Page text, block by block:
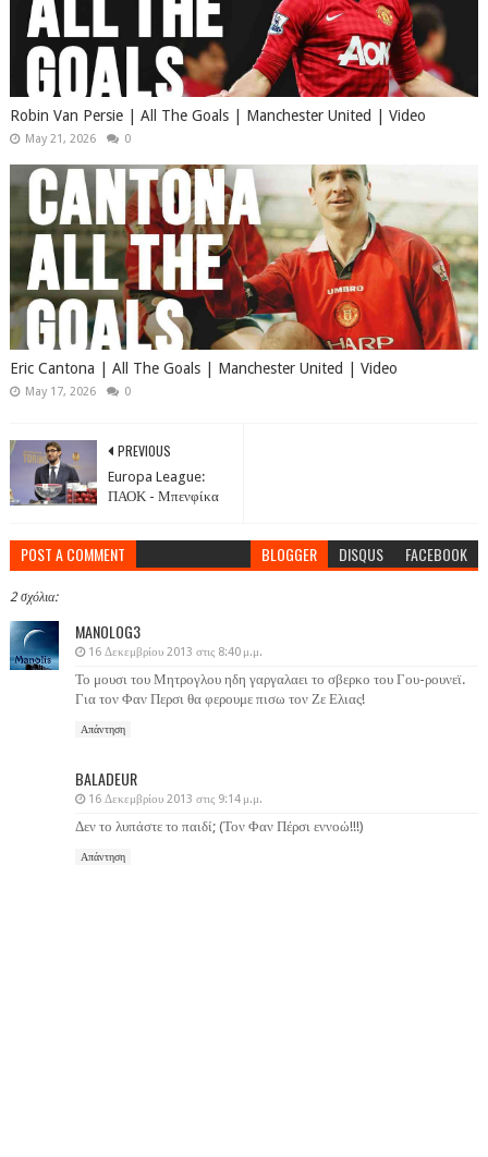
Robin Van Persie | All The Goals | Manchester United | Video
May 21, 2026 0
Eric Cantona | All The Goals | Manchester United | Video
May 17, 2026 0
PREVIOUS
Europa League:
ΠΑΟΚ - Μπενφίκα
POST A COMMENT BLOGGER DISQUS FACEBOOK
2 σχόλια:
MANOLOG3
16 Δεκεμβρίου 2013 στις 8:40 μ.μ.
Το μουσι του Μητρογλου ηδη γαργαλαει το σβερκο του Γου-ρουνεϊ.
Για τον Φαν Περσι θα φερουμε πισω τον Ζε Ελιας!
Απάντηση
BALADEUR
16 Δεκεμβρίου 2013 στις 9:14 μ.μ.
Δεν το λυπάστε το παιδί; (Τον Φαν Πέρσι εννοώ!!!)
Απάντηση